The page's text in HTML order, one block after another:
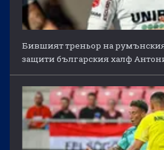
Бившият треньор на
защити българския халф